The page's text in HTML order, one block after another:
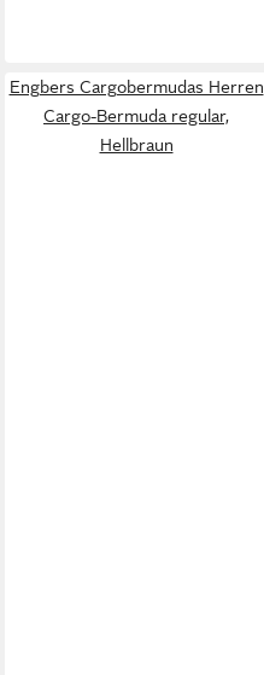
Engbers Cargobermudas Herren
Cargo-Bermuda regular,
Hellbraun